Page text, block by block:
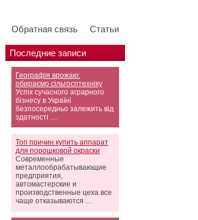
Обратная связь Статьи
Последние записи
Географія врожаю:
обираємо сільгосптехніку
Успіх сучасного аграрного
бізнесу в Україні
безпосередньо залежить від
здатності …
Топ причин купить аппарат
для порошковой окраски
Современные
металлообрабатывающие
предприятия,
автомастерские и
производственные цеха все
чаще отказываются …